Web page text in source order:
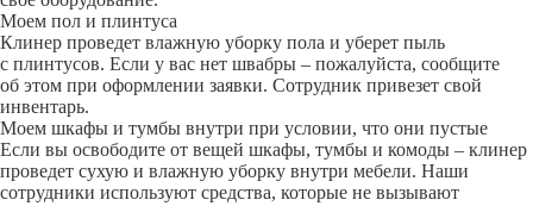
Моем пол и плинтуса
Клинер проведет влажную уборку пола и уберет пыль
с плинтусов. Если у вас нет швабры – пожалуйста, сообщите
об этом при оформлении заявки. Сотрудник привезет свой
инвентарь.
Моем шкафы и тумбы внутри при условии, что они пустые
Если вы освободите от вещей шкафы, тумбы и комоды – клинер
проведет сухую и влажную уборку внутри мебели. Наши
сотрудники используют средства, которые не вызывают